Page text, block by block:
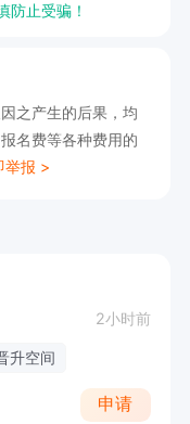
防止受骗！
之产生的后果，均
名费等各种费用的
举报 >
2小时前
升空间
申请